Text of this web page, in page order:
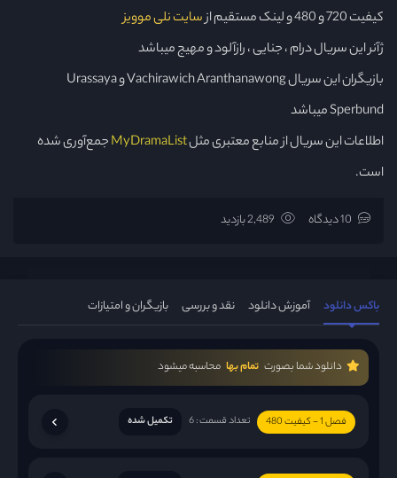
کیفیت 720 و 480 و لینک مستقیم از
سایت نلی موویز
ژآنر این سریال درام ، جنایی ، رازآلود و مهیج میباشد
بازیگران این سریال Vachirawich Aranthanawong و Urassaya
Sperbund میباشد
اطلاعات این سریال از منابع معتبری مثلMyDramaListجمع‌آوری شده
است.
باکس دانلود آموزش دانلود نقد و بررسی بازیگران و امتیازات
دانلود شما بصورت تمام بها محاسبه میشود
فصل 1 - کیفیت 480 تعداد قسمت : 6 تکمیل شده